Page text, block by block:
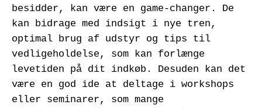
besidder, kan være en game-changer. De
kan bidrage med indsigt i nye tren,
optimal brug af udstyr og tips til
vedligeholdelse, som kan forlænge
levetiden på dit indkøb. Desuden kan det
være en god ide at deltage i workshops
eller seminarer, som mange